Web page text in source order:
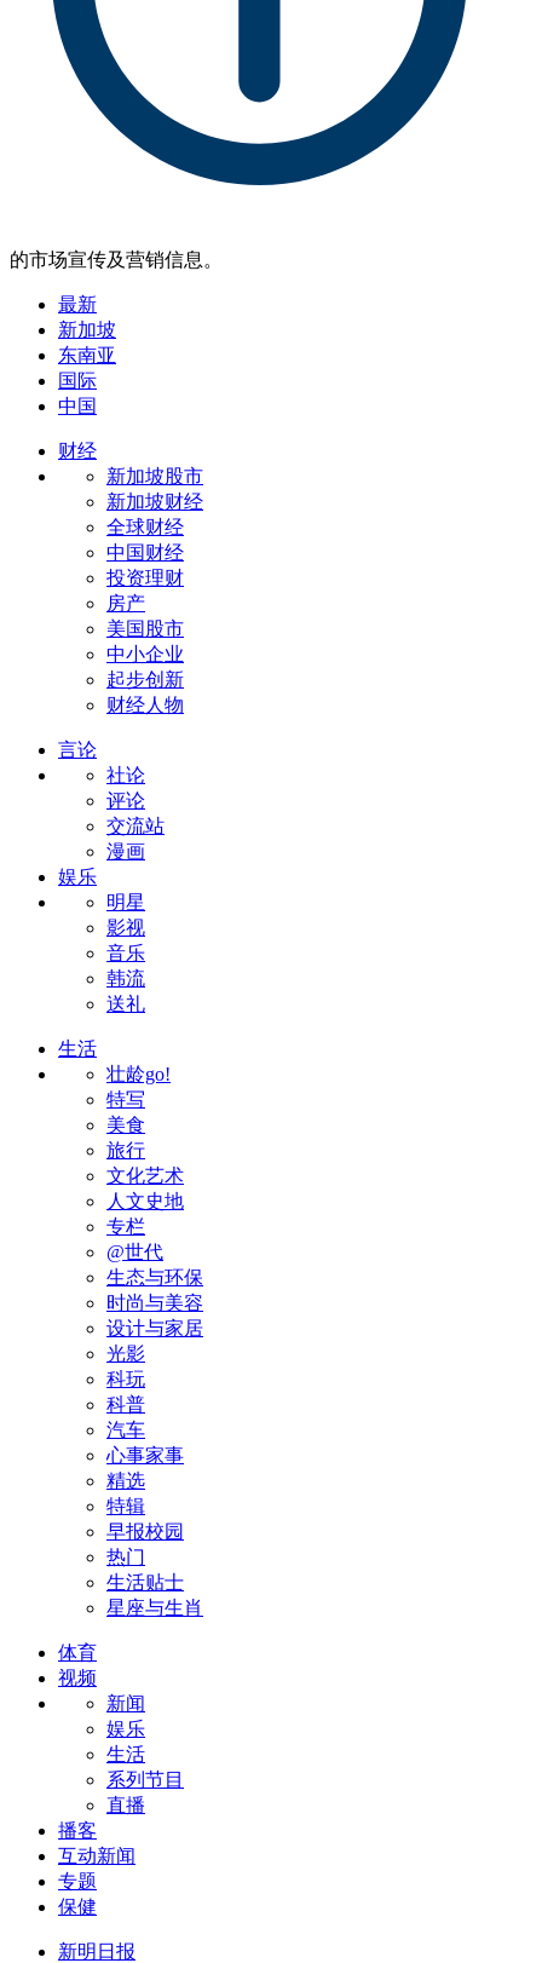
的市场宣传及营销信息。
最新
新加坡
东南亚
国际
中国
财经
新加坡股市
新加坡财经
全球财经
中国财经
投资理财
房产
美国股市
中小企业
起步创新
财经人物
言论
社论
评论
交流站
漫画
娱乐
明星
影视
音乐
韩流
送礼
生活
壮龄go!
特写
美食
旅行
文化艺术
人文史地
专栏
@世代
生态与环保
时尚与美容
设计与家居
光影
科玩
科普
汽车
心事家事
精选
特辑
早报校园
热门
生活贴士
星座与生肖
体育
视频
新闻
娱乐
生活
系列节目
直播
播客
互动新闻
专题
保健
新明日报